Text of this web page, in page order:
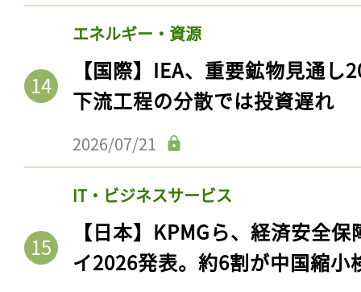
エネルギー・資源
【国際】IEA、重要鉱物見通
下流工程の分散では投資遅れ
2026/07/21
IT・ビジネスサービス
【日本】KPMGら、経済安全
イ2026発表。約6割が中国縮小